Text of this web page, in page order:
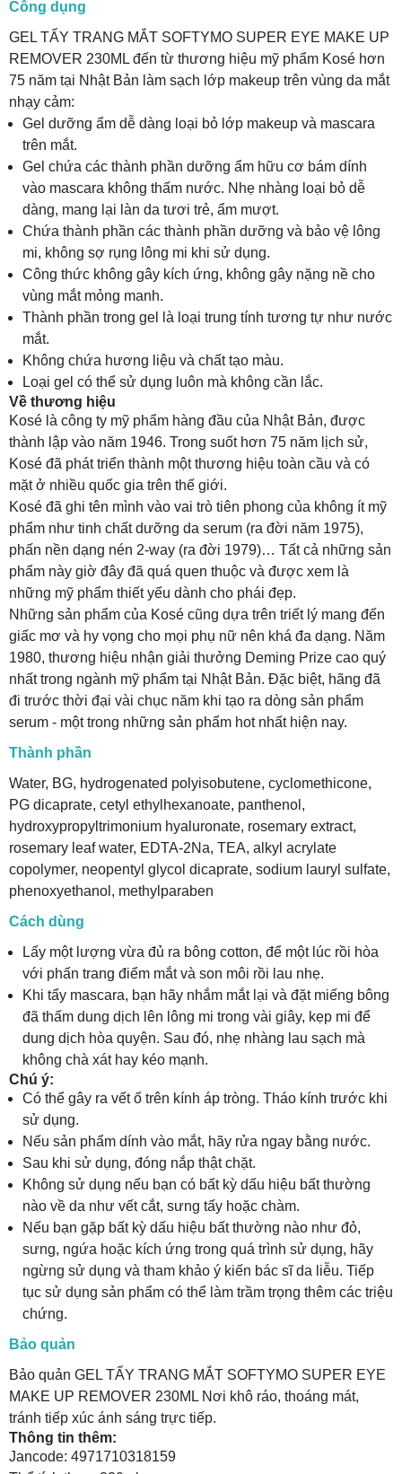
Công dụng
GEL TẨY TRANG MẮT SOFTYMO SUPER EYE MAKE UP
REMOVER 230ML đến từ thương hiệu mỹ phẩm Kosé hơn
75 năm tại Nhật Bản làm sạch lớp makeup trên vùng da mắt
nhạy cảm:
Gel dưỡng ẩm dễ dàng loại bỏ lớp makeup và mascara
trên mắt.
Gel chứa các thành phần dưỡng ẩm hữu cơ bám dính
vào mascara không thấm nước. Nhẹ nhàng loại bỏ dễ
dàng, mang lại làn da tươi trẻ, ẩm mượt.
Chứa thành phần các thành phần dưỡng và bảo vệ lông
mi, không sợ rụng lông mi khi sử dụng.
Công thức không gây kích ứng, không gây nặng nề cho
vùng mắt mỏng manh.
Thành phần trong gel là loại trung tính tương tự như nước
mắt.
Không chứa hương liệu và chất tạo màu.
Loại gel có thể sử dụng luôn mà không cần lắc.
Về thương hiệu
Kosé là công ty mỹ phẩm hàng đầu của Nhật Bản, được
thành lập vào năm 1946. Trong suốt hơn 75 năm lịch sử,
Kosé đã phát triển thành một thương hiệu toàn cầu và có
mặt ở nhiều quốc gia trên thế giới.
Kosé đã ghi tên mình vào vai trò tiên phong của không ít mỹ
phẩm như tinh chất dưỡng da serum (ra đời năm 1975),
phấn nền dạng nén 2-way (ra đời 1979)… Tất cả những sản
phẩm này giờ đây đã quá quen thuộc và được xem là
những mỹ phẩm thiết yếu dành cho phái đẹp.
Những sản phẩm của Kosé cũng dựa trên triết lý mang đến
giấc mơ và hy vọng cho mọi phụ nữ nên khá đa dạng. Năm
1980, thương hiệu nhận giải thưởng Deming Prize cao quý
nhất trong ngành mỹ phẩm tại Nhật Bản. Đặc biệt, hãng đã
đi trước thời đại vài chục năm khi tạo ra dòng sản phẩm
serum - một trong những sản phẩm hot nhất hiện nay.
Thành phần
Water, BG, hydrogenated polyisobutene, cyclomethicone,
PG dicaprate, cetyl ethylhexanoate, panthenol,
hydroxypropyltrimonium hyaluronate, rosemary extract,
rosemary leaf water, EDTA-2Na, TEA, alkyl acrylate
copolymer, neopentyl glycol dicaprate, sodium lauryl sulfate,
phenoxyethanol, methylparaben
Cách dùng
Lấy một lượng vừa đủ ra bông cotton, để một lúc rồi hòa
với phấn trang điểm mắt và son môi rồi lau nhẹ.
Khi tẩy mascara, bạn hãy nhắm mắt lại và đặt miếng bông
đã thấm dung dịch lên lông mi trong vài giây, kẹp mi để
dung dịch hòa quyện. Sau đó, nhẹ nhàng lau sạch mà
không chà xát hay kéo mạnh.
Chú ý:
Có thể gây ra vết ố trên kính áp tròng. Tháo kính trước khi
sử dụng.
Nếu sản phẩm dính vào mắt, hãy rửa ngay bằng nước.
Sau khi sử dụng, đóng nắp thật chặt.
Không sử dụng nếu bạn có bất kỳ dấu hiệu bất thường
nào về da như vết cắt, sưng tấy hoặc chàm.
Nếu bạn gặp bất kỳ dấu hiệu bất thường nào như đỏ,
sưng, ngứa hoặc kích ứng trong quá trình sử dụng, hãy
ngừng sử dụng và tham khảo ý kiến ​​bác sĩ da liễu. Tiếp
tục sử dụng sản phẩm có thể làm trầm trọng thêm các triệu
chứng.
Bảo quản
Bảo quản GEL TẨY TRANG MẮT SOFTYMO SUPER EYE
MAKE UP REMOVER 230ML Nơi khô ráo, thoáng mát,
tránh tiếp xúc ánh sáng trực tiếp.
Thông tin thêm:
Jancode: 4971710318159